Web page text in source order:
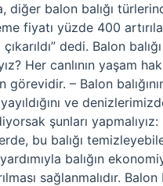
diğer balon balığı
fiyatı yüzde 400
dedi. Balon
Her canlının yaşam
görevidir. – Balon
ve
şunları yapmalıyız:
bu balığı
balığın
sağlanmalıdır.